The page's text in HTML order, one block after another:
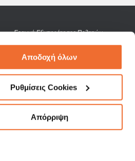
Αποδοχή όλων
Ρυθμίσεις Cookies
Απόρριψη
Όροι Χρήσης
Συμβουλές Ασφαλείας